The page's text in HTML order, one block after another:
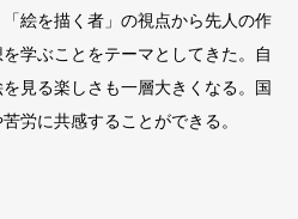
絵を描く者」の視点から先人の作
学ぶことをテーマとしてきた。自
見る楽しさも一層大きくなる。国
労に共感することができる。